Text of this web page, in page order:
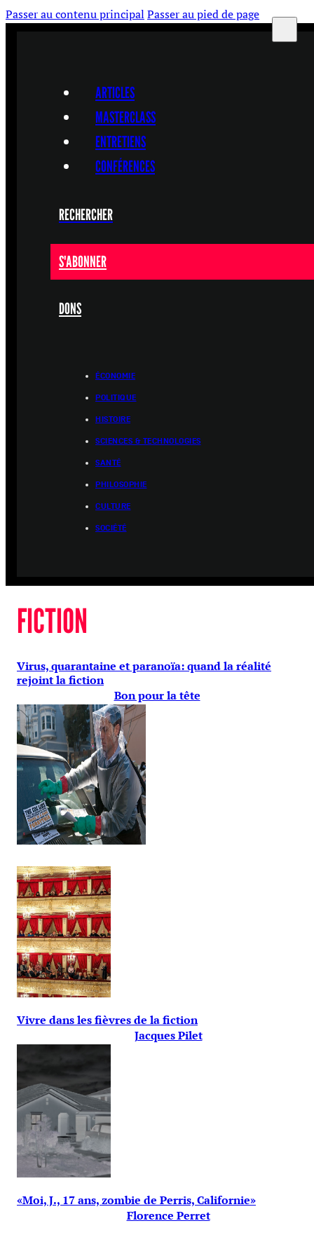
Passer au contenu principal Passer au pied de page
ARTICLES
MASTERCLASS
ENTRETIENS
CONFÉRENCES
RECHERCHER
S'ABONNER
DONS
ÉCONOMIE
POLITIQUE
HISTOIRE
SCIENCES & TECHNOLOGIES
SANTÉ
PHILOSOPHIE
CULTURE
SOCIÉTÉ
FICTION
Virus, quarantaine et paranoïa: quand la réalité
rejoint la fiction
Bon pour la tête
Vivre dans les fièvres de la fiction
Jacques Pilet
«Moi, J., 17 ans, zombie de Perris, Californie»
Florence Perret